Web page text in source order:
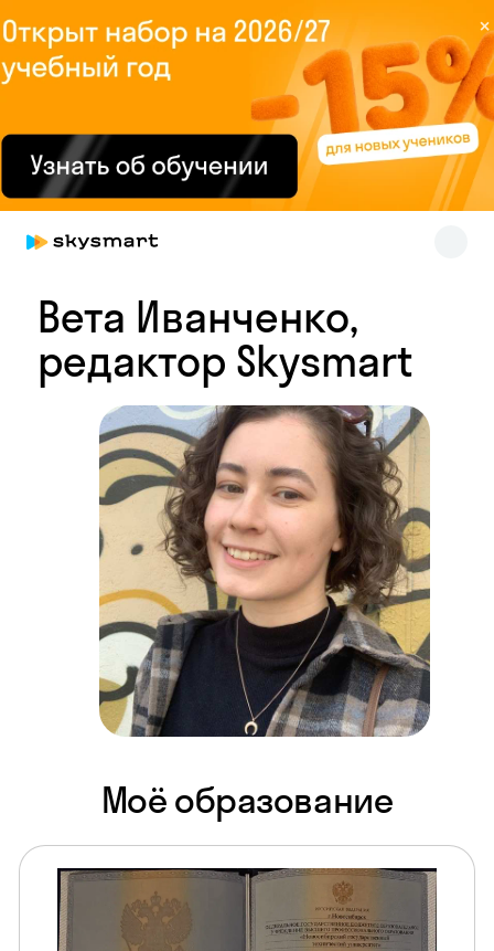
×
Вета Иванченко,
редактор Skysmart
Моё образование
Skysmart Chat
online